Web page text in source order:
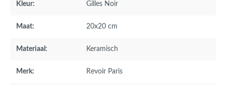
Kleur: Gilles Noir
Maat: 20x20 cm
Materiaal: Keramisch
Merk: Revoir Paris